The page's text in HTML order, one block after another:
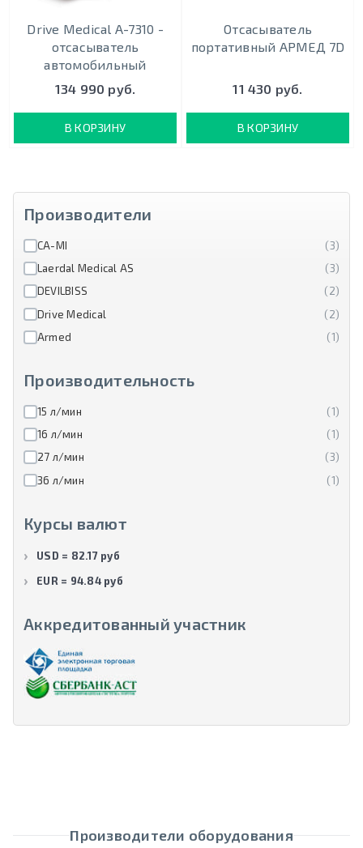
Drive Medical А-7310 -
отсасыватель
автомобильный
134 990 руб.
В КОРЗИНУ
Отсасыватель
портативный АРМЕД 7D
11 430 руб.
В КОРЗИНУ
Производители
CA-MI
(3)
Laerdal Medical AS
(3)
DEVILBISS
(2)
Drive Medical
(2)
Armed
(1)
Производительность
15 л/мин
(1)
16 л/мин
(1)
27 л/мин
(3)
36 л/мин
(1)
Курсы валют
USD = 82.17 руб
EUR = 94.84 руб
Аккредитованный участник
Производители оборудования